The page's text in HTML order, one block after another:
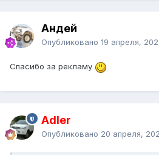
Андей
Опубликовано 19 апреля,
Спасибо за рекламу
Adler
Опубликовано 20 апреля,